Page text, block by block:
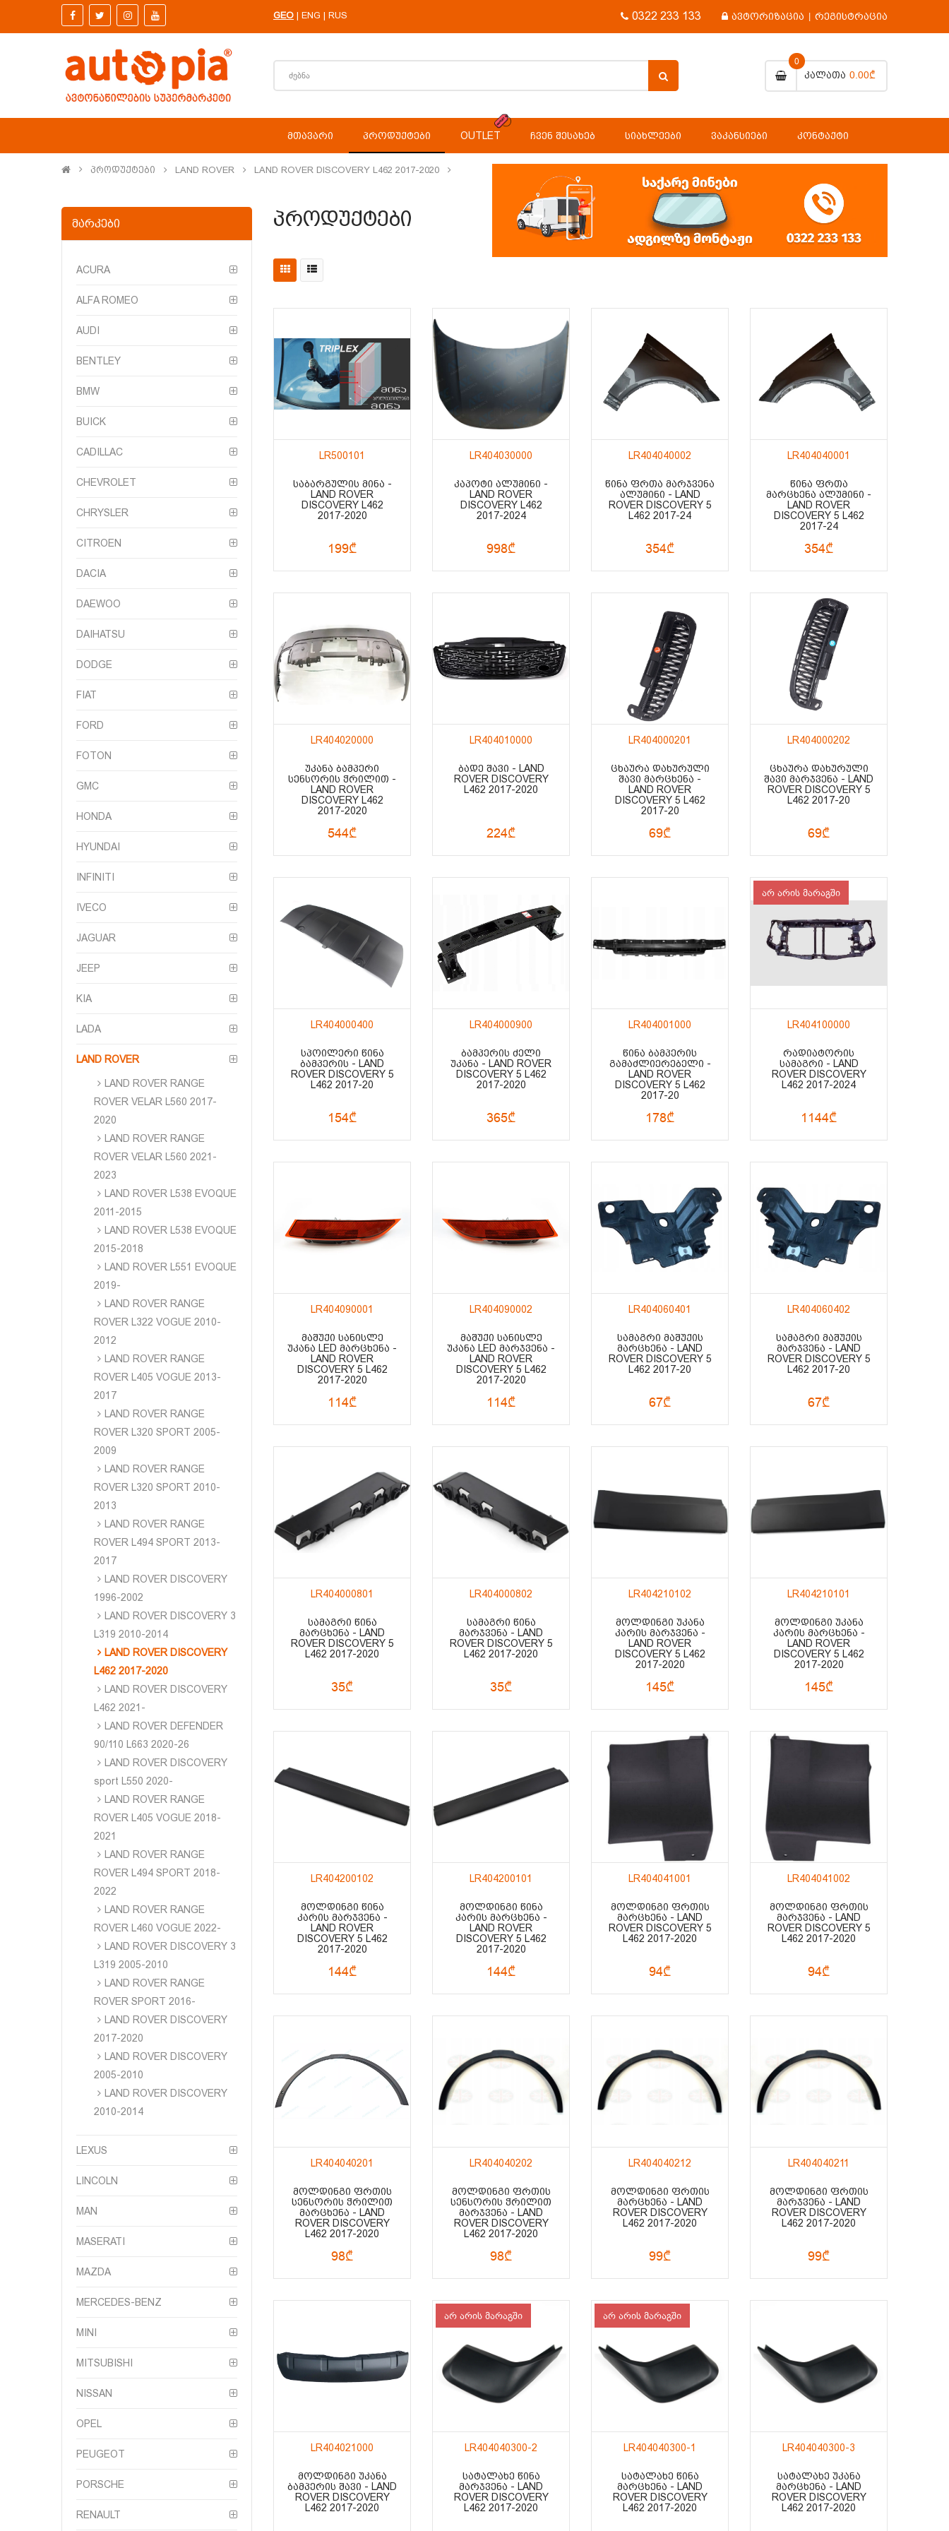
GEO | ENG | RUS 0322 233 133 ავტორიზაცია | რეგისტრაცია
Კალათა
0
0.00₾
ᲛᲗᲐᲕᲐᲠᲘ ᲞᲠᲝᲓᲣᲥᲢᲔᲑᲘ OUTLET ᲩᲕᲔᲜ ᲨᲔᲡᲐᲮᲔᲑ ᲡᲘᲐᲮᲚᲔᲔᲑᲘ ᲕᲐᲙᲐᲜᲡᲘᲔᲑᲘ ᲙᲝᲜᲢᲐᲥᲢᲘ
Პროდუქტები LAND ROVER LAND ROVER DISCOVERY L462 2017-2020
ᲛᲐᲠᲙᲔᲑᲘ
ACURA
ALFA ROMEO
AUDI
BENTLEY
BMW
BUICK
CADILLAC
CHEVROLET
CHRYSLER
CITROEN
DACIA
DAEWOO
DAIHATSU
DODGE
FIAT
FORD
FOTON
GMC
HONDA
HYUNDAI
INFINITI
IVECO
JAGUAR
JEEP
KIA
LADA
LAND ROVER
LAND ROVER RANGE
ROVER VELAR L560 2017-
2020
LAND ROVER RANGE
ROVER VELAR L560 2021-
2023
LAND ROVER L538 EVOQUE
2011-2015
LAND ROVER L538 EVOQUE
2015-2018
LAND ROVER L551 EVOQUE
2019-
LAND ROVER RANGE
ROVER L322 VOGUE 2010-
2012
LAND ROVER RANGE
ROVER L405 VOGUE 2013-
2017
LAND ROVER RANGE
ROVER L320 SPORT 2005-
2009
LAND ROVER RANGE
ROVER L320 SPORT 2010-
2013
LAND ROVER RANGE
ROVER L494 SPORT 2013-
2017
LAND ROVER DISCOVERY
1996-2002
LAND ROVER DISCOVERY 3
L319 2010-2014
LAND ROVER DISCOVERY
L462 2017-2020
LAND ROVER DISCOVERY
L462 2021-
LAND ROVER DEFENDER
90/110 L663 2020-26
LAND ROVER DISCOVERY
sport L550 2020-
LAND ROVER RANGE
ROVER L405 VOGUE 2018-
2021
LAND ROVER RANGE
ROVER L494 SPORT 2018-
2022
LAND ROVER RANGE
ROVER L460 VOGUE 2022-
LAND ROVER DISCOVERY 3
L319 2005-2010
LAND ROVER RANGE
ROVER SPORT 2016-
LAND ROVER DISCOVERY
2017-2020
LAND ROVER DISCOVERY
2005-2010
LAND ROVER DISCOVERY
2010-2014
LEXUS
LINCOLN
MAN
MASERATI
MAZDA
MERCEDES-BENZ
MINI
MITSUBISHI
NISSAN
OPEL
PEUGEOT
PORSCHE
RENAULT
Პროდუქტები
LR500101
ᲡᲐᲑᲐᲠᲒᲣᲚᲘᲡ ᲛᲘᲜᲐ -
LAND ROVER
DISCOVERY L462
2017-2020
199₾
LR404030000
ᲙᲐᲞᲝᲢᲘ ᲐᲚᲣᲛᲘᲜᲘ -
LAND ROVER
DISCOVERY L462
2017-2024
998₾
LR404040002
ᲬᲘᲜᲐ ᲤᲠᲗᲐ ᲛᲐᲠᲯᲕᲔᲜᲐ
ᲐᲚᲣᲛᲘᲜᲘ - LAND
ROVER DISCOVERY 5
L462 2017-24
354₾
LR404040001
ᲬᲘᲜᲐ ᲤᲠᲗᲐ
ᲛᲐᲠᲪᲮᲔᲜᲐ ᲐᲚᲣᲛᲘᲜᲘ -
LAND ROVER
DISCOVERY 5 L462
2017-24
354₾
LR404020000
ᲣᲙᲐᲜᲐ ᲑᲐᲛᲞᲔᲠᲘ
ᲡᲔᲜᲡᲝᲠᲘᲡ ᲭᲠᲘᲚᲘᲗ -
LAND ROVER
DISCOVERY L462
2017-2020
544₾
LR404010000
ᲑᲐᲓᲔ ᲨᲐᲕᲘ - LAND
ROVER DISCOVERY
L462 2017-2020
224₾
LR404000201
ᲪᲮᲐᲣᲠᲐ ᲓᲐᲮᲣᲠᲣᲚᲘ
ᲨᲐᲕᲘ ᲛᲐᲠᲪᲮᲔᲜᲐ -
LAND ROVER
DISCOVERY 5 L462
2017-20
69₾
LR404000202
ᲪᲮᲐᲣᲠᲐ ᲓᲐᲮᲣᲠᲣᲚᲘ
ᲨᲐᲕᲘ ᲛᲐᲠᲯᲕᲔᲜᲐ - LAND
ROVER DISCOVERY 5
L462 2017-20
69₾
LR404000400
ᲡᲞᲝᲘᲚᲔᲠᲘ ᲬᲘᲜᲐ
ᲑᲐᲛᲞᲔᲠᲘᲡ - LAND
ROVER DISCOVERY 5
L462 2017-20
154₾
LR404000900
ᲑᲐᲛᲞᲔᲠᲘᲡ ᲫᲔᲚᲘ
ᲣᲙᲐᲜᲐ - LAND ROVER
DISCOVERY 5 L462
2017-2020
365₾
LR404001000
ᲬᲘᲜᲐ ᲑᲐᲛᲞᲔᲠᲘᲡ
ᲒᲐᲛᲐᲫᲚᲘᲔᲠᲔᲑᲔᲚᲘ -
LAND ROVER
DISCOVERY 5 L462
2017-20
178₾
არ არის მარაგში
LR404100000
ᲠᲐᲓᲘᲐᲢᲝᲠᲘᲡ
ᲡᲐᲛᲐᲒᲠᲘ - LAND
ROVER DISCOVERY
L462 2017-2024
1144₾
LR404090001
ᲛᲐᲨᲣᲥᲘ ᲡᲐᲜᲘᲡᲚᲔ
ᲣᲙᲐᲜᲐ LED ᲛᲐᲠᲪᲮᲔᲜᲐ -
LAND ROVER
DISCOVERY 5 L462
2017-2020
114₾
LR404090002
ᲛᲐᲨᲣᲥᲘ ᲡᲐᲜᲘᲡᲚᲔ
ᲣᲙᲐᲜᲐ LED ᲛᲐᲠᲯᲕᲔᲜᲐ -
LAND ROVER
DISCOVERY 5 L462
2017-2020
114₾
LR404060401
ᲡᲐᲛᲐᲒᲠᲘ ᲛᲐᲨᲣᲥᲘᲡ
ᲛᲐᲠᲪᲮᲔᲜᲐ - LAND
ROVER DISCOVERY 5
L462 2017-20
67₾
LR404060402
ᲡᲐᲛᲐᲒᲠᲘ ᲛᲐᲨᲣᲥᲘᲡ
ᲛᲐᲠᲯᲕᲔᲜᲐ - LAND
ROVER DISCOVERY 5
L462 2017-20
67₾
LR404000801
ᲡᲐᲛᲐᲒᲠᲘ ᲬᲘᲜᲐ
ᲛᲐᲠᲪᲮᲔᲜᲐ - LAND
ROVER DISCOVERY 5
L462 2017-2020
35₾
LR404000802
ᲡᲐᲛᲐᲒᲠᲘ ᲬᲘᲜᲐ
ᲛᲐᲠᲯᲕᲔᲜᲐ - LAND
ROVER DISCOVERY 5
L462 2017-2020
35₾
LR404210102
ᲛᲝᲚᲓᲘᲜᲒᲘ ᲣᲙᲐᲜᲐ
ᲙᲐᲠᲘᲡ ᲛᲐᲠᲯᲕᲔᲜᲐ -
LAND ROVER
DISCOVERY 5 L462
2017-2020
145₾
LR404210101
ᲛᲝᲚᲓᲘᲜᲒᲘ ᲣᲙᲐᲜᲐ
ᲙᲐᲠᲘᲡ ᲛᲐᲠᲪᲮᲔᲜᲐ -
LAND ROVER
DISCOVERY 5 L462
2017-2020
145₾
LR404200102
ᲛᲝᲚᲓᲘᲜᲒᲘ ᲬᲘᲜᲐ
ᲙᲐᲠᲘᲡ ᲛᲐᲠᲯᲕᲔᲜᲐ -
LAND ROVER
DISCOVERY 5 L462
2017-2020
144₾
LR404200101
ᲛᲝᲚᲓᲘᲜᲒᲘ ᲬᲘᲜᲐ
ᲙᲐᲠᲘᲡ ᲛᲐᲠᲪᲮᲔᲜᲐ -
LAND ROVER
DISCOVERY 5 L462
2017-2020
144₾
LR404041001
ᲛᲝᲚᲓᲘᲜᲒᲘ ᲤᲠᲗᲘᲡ
ᲛᲐᲠᲪᲮᲔᲜᲐ - LAND
ROVER DISCOVERY 5
L462 2017-2020
94₾
LR404041002
ᲛᲝᲚᲓᲘᲜᲒᲘ ᲤᲠᲗᲘᲡ
ᲛᲐᲠᲯᲕᲔᲜᲐ - LAND
ROVER DISCOVERY 5
L462 2017-2020
94₾
LR404040201
ᲛᲝᲚᲓᲘᲜᲒᲘ ᲤᲠᲗᲘᲡ
ᲡᲔᲜᲡᲝᲠᲘᲡ ᲭᲠᲘᲚᲘᲗ
ᲛᲐᲠᲪᲮᲔᲜᲐ - LAND
ROVER DISCOVERY
L462 2017-2020
98₾
LR404040202
ᲛᲝᲚᲓᲘᲜᲒᲘ ᲤᲠᲗᲘᲡ
ᲡᲔᲜᲡᲝᲠᲘᲡ ᲭᲠᲘᲚᲘᲗ
ᲛᲐᲠᲯᲕᲔᲜᲐ - LAND
ROVER DISCOVERY
L462 2017-2020
98₾
LR404040212
ᲛᲝᲚᲓᲘᲜᲒᲘ ᲤᲠᲗᲘᲡ
ᲛᲐᲠᲪᲮᲔᲜᲐ - LAND
ROVER DISCOVERY
L462 2017-2020
99₾
LR404040211
ᲛᲝᲚᲓᲘᲜᲒᲘ ᲤᲠᲗᲘᲡ
ᲛᲐᲠᲯᲕᲔᲜᲐ - LAND
ROVER DISCOVERY
L462 2017-2020
99₾
LR404021000
ᲛᲝᲚᲓᲘᲜᲒᲘ ᲣᲙᲐᲜᲐ
ᲑᲐᲛᲞᲔᲠᲘᲡ ᲨᲐᲕᲘ - LAND
ROVER DISCOVERY
L462 2017-2020
არ არის მარაგში
LR404040300-2
ᲡᲐᲢᲐᲚᲐᲮᲔ ᲬᲘᲜᲐ
ᲛᲐᲠᲯᲕᲔᲜᲐ - LAND
ROVER DISCOVERY
L462 2017-2020
არ არის მარაგში
LR404040300-1
ᲡᲐᲢᲐᲚᲐᲮᲔ ᲬᲘᲜᲐ
ᲛᲐᲠᲪᲮᲔᲜᲐ - LAND
ROVER DISCOVERY
L462 2017-2020
LR404040300-3
ᲡᲐᲢᲐᲚᲐᲮᲔ ᲣᲙᲐᲜᲐ
ᲛᲐᲠᲪᲮᲔᲜᲐ - LAND
ROVER DISCOVERY
L462 2017-2020